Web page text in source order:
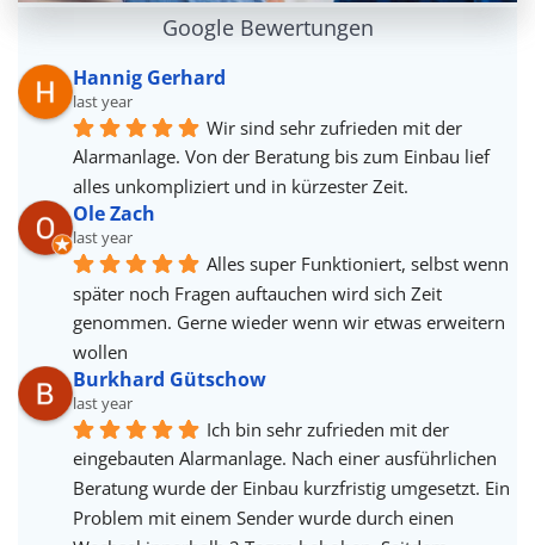
Google Bewertungen
Hannig Gerhard
last year
Wir sind sehr zufrieden mit der
Alarmanlage. Von der Beratung bis zum Einbau lief
alles unkompliziert und in kürzester Zeit.
Ole Zach
last year
Alles super Funktioniert, selbst wenn
später noch Fragen auftauchen wird sich Zeit
genommen. Gerne wieder wenn wir etwas erweitern
wollen
Burkhard Gütschow
last year
Ich bin sehr zufrieden mit der
eingebauten Alarmanlage. Nach einer ausführlichen
Beratung wurde der Einbau kurzfristig umgesetzt. Ein
Problem mit einem Sender wurde durch einen